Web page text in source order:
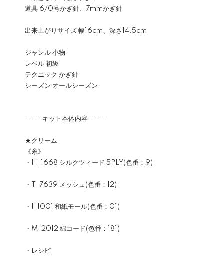
道具 6/0号かぎ針、7mmかぎ針
出来上がりサイズ 幅16cm、深さ14.5cm
ジャンル 小物
レベル 初級
テクニック かぎ針
シーズン オールシーズン
-----キット本体内容-----
★クリーム
《糸》
・H-1668 シルクツィード 5PLY(色番：9)
・T-7639 メッシュ(色番：12)
・I-1001 和紙モール(色番：01)
・M-2012 綿コード(色番：181)
・レシピ